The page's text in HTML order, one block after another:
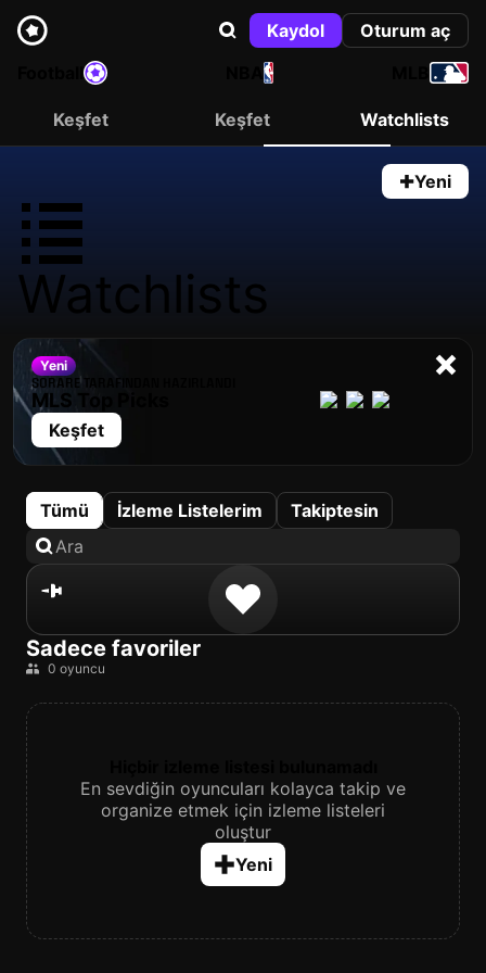
Kaydol
Oturum aç
NBA
Keşfet Keşfet Watchlists
Yeni
Watchlists
Yeni
SORARE TARAFINDAN HAZIRLANDI
MLS Top Picks
Keşfet
Tümü İzleme Listelerim Takiptesin
Sadece favoriler
0 oyuncu
En sevdiğin oyuncuları kolayca takip ve
organize etmek için izleme listeleri
oluştur
Yeni